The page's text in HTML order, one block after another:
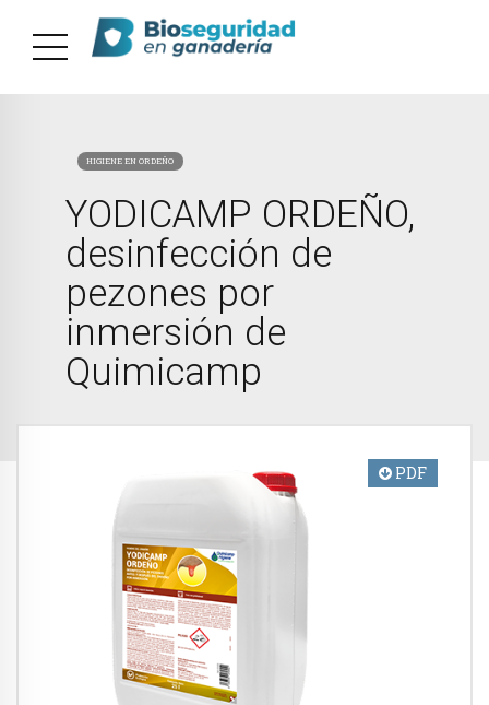
HIGIENE EN ORDEÑO
YODICAMP ORDEÑO,
desinfección de
pezones por
inmersión de
Quimicamp
PDF